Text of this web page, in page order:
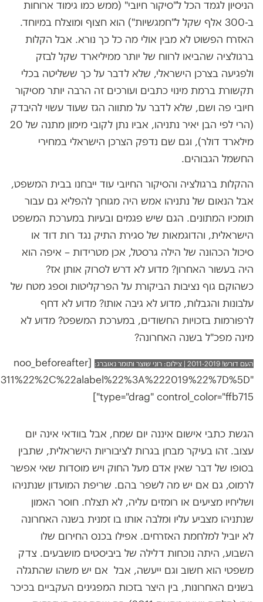
הניסיון לגמד הכל ל"סיקור חיובי" (ממש כמו גימוד ארוחות
ב-300 אלף שקל ל"חמגשיות") הוא חצוף ומוצלח במיוחד.
האזרח הפשוט לא מבין אולי מה כל כך נורא. אבל הקלות
ברגולציה שהביאו לרווח של יותר ממיליארד שקל לבזק
ולפגיעה בצרכן הישראלי, שלא לדבר על כך ששליטה בכלי
תקשורת ברמת מינוי כתבים ועורכים זה הרבה יותר מסיקור
חיובי פה ושם, שלא לדבר על מתווה הגז שעוד עשוי להיבדק
(הרי לפי הבן יאיר נתניהו, אביו נתן לקובי מימון מתנה של 20
מילארד דולר), וגם שם נדפק הצרכן הישראלי במחירי
החשמל הגבוהים.
ההקלות ברגולציה והסיקור החיובי עוד ייבחנו בבית המשפט,
אבל הנאום של נתניהו אמש היה מגוחך להפליא גם עבור
תומכיו המתונים. הגם שיש פגמים ובעיות במערכת המשפט
הישראלית, והדוגמאות של סגירת התיק נגד רות דוד או
סיכול הכהונה של הילה גרסטל, אכן מטרידות – איפה הוא
היה בעשור האחרון? מדוע לא דרש לסרוק אותן אז?
כשהוקם גוף נציבות הביקורת על הפרקליטות וספג מטח של
עלבונות והגבלות, מדוע לא גיבה אותו? מדוע לא דחף
לרפורמות בזכויות החשודים, במערכת המשפט? מדוע לא
מינה מפכ"ל בשנה האחרונה?
העם דורש! 2011-2019 | צילום: רוני שוצר ותומר נאוברג:
​ [noo_beforeafter
type="drag" control_color="ffb715"]
הגשת כתבי אישום איננה יום שמח, אבל בוודאי אינה יום
עצוב. זהו בעיקר מבחן בגרות לציבוריות הישראלית, שתבין
בסופו של דבר שאין אדם מעל החוק ויש מוסדות שאי אפשר
לרמוס, גם אם יש מה לשפר בהם. שריפת המועדון שנתניהו
ושליחיו מציעים או רומזים עליה, לא תצלח. חוסר האמון
שנתניהו מצביע עליו ומלבה אותו בו זמנית בשנה האחרונה
לא יוביל למלחמת האזרחים. אפילו בכנס החירום שלו
השבוע, היתה נוכחות דלילה של ביביסטים מושבעים. צדק
משפטי הוא חשוב וגם ייעשה, אבל אם יש משהו שהתגלה
בשנים האחרונות, בין היצר בזכות המפגינים העקביים בכיכר